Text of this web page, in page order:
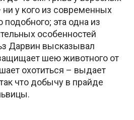
у кого из современных
подобного; эта одна из
особенностей
Дарвин высказывал
защищает шею животного от
охотиться – выдает
что добычу в прайде